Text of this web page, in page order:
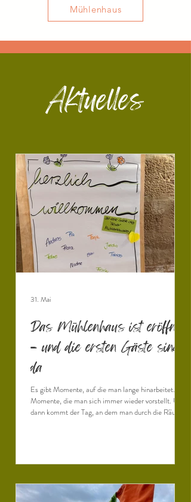
Mühlenhaus
Aktuelles
Das Mühlenhaus ist eröffnet
– und die ersten Gäste sind
da
Es gibt Momente, auf die man lange hinarbeitet.
Momente, die man sich immer wieder vorstellt. Und
dann kommt der Tag, an dem man durch die Räume
ehrenamtlichen Helferinnen und Helfern.
31. Mai